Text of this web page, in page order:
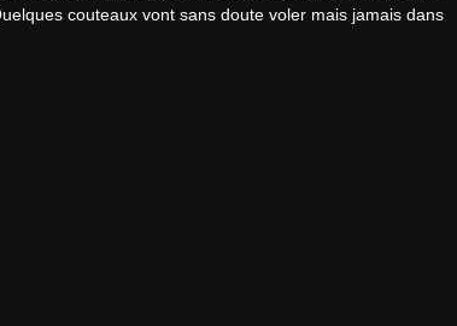
couteaux vont sans doute voler mais jamais dans